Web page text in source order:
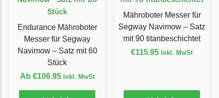
Sunseeker
Sunseeker Messer
TECH Line
TECH Line Messer
Texas
Endurance Mähroboter
Messer für Segway
Navimow – Satz mit 60
Stück
Ab €106.95 Inkl. MwSt
Mähroboter Messer für
Segway Navimow – Satz
mit 90 titanbeschichtet
€115.95 Inkl. MwSt